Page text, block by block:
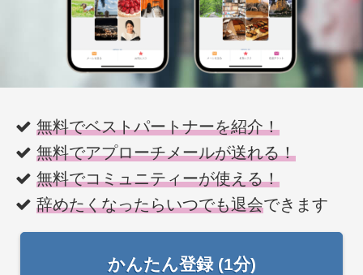
無料でベストパートナーを紹介！
無料でアプローチメールが送れる！
無料でコミュニティーが使える！
辞めたくなったらいつでも退会できます
かんたん登録 (1分)